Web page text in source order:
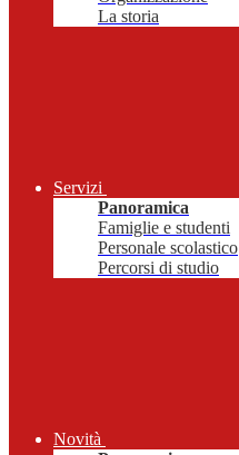
La storia
Servizi
Panoramica
Famiglie e studenti
Personale scolastico
Percorsi di studio
Novità